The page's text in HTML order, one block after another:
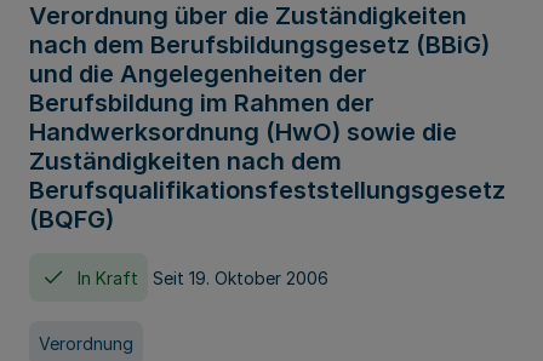
Verordnung über die Zuständigkeiten
nach dem Berufsbildungsgesetz (BBiG)
und die Angelegenheiten der
Berufsbildung im Rahmen der
Handwerksordnung (HwO) sowie die
Zuständigkeiten nach dem
Berufsqualifikationsfeststellungsgesetz
(BQFG)
In Kraft Seit 19. Oktober 2006
Verordnung